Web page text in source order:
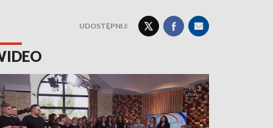
UDOSTĘPNIJ: